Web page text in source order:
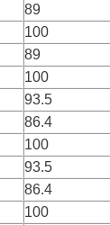
89
100
89
100
93.5
86.4
100
93.5
86.4
100